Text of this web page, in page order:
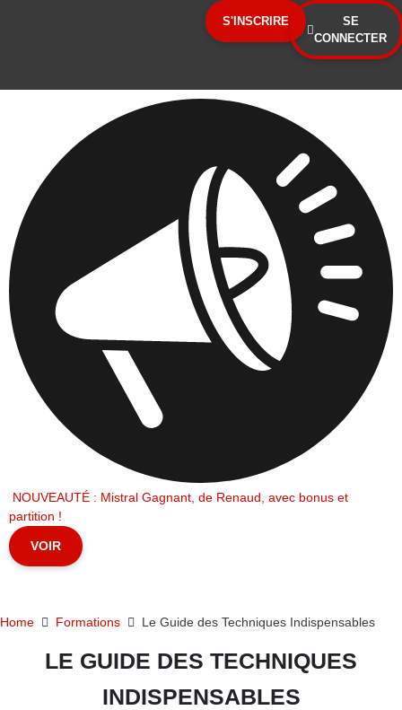
S'INSCRIRE
SE
CONNECTER
NOUVEAUTÉ : Mistral Gagnant, de Renaud, avec bonus et
partition !
VOIR
Home Formations Le Guide des Techniques Indispensables
LE GUIDE DES TECHNIQUES
INDISPENSABLES